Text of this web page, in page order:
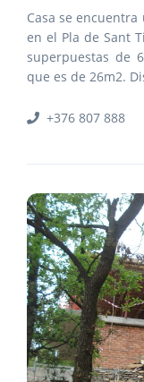
Casa se
en el Pla de Sant
superpuestas de
que es de 26m2.
+376 807 888